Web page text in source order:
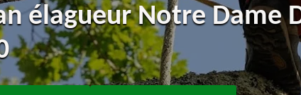
élagueur Notre Dame